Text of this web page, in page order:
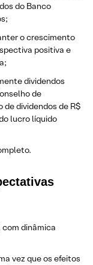
do Banco
o crescimento
positiva e
dividendos
de
dividendos de R$
lucro líquido
com dinâmica
vez que os efeitos